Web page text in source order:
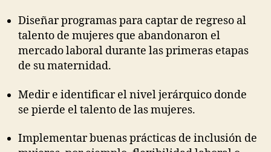
Diseñar programas para captar de regreso al
talento de mujeres que abandonaron el
mercado laboral durante las primeras etapas
de su maternidad.
Medir e identificar el nivel jerárquico donde
se pierde el talento de las mujeres.
Implementar buenas prácticas de inclusión de